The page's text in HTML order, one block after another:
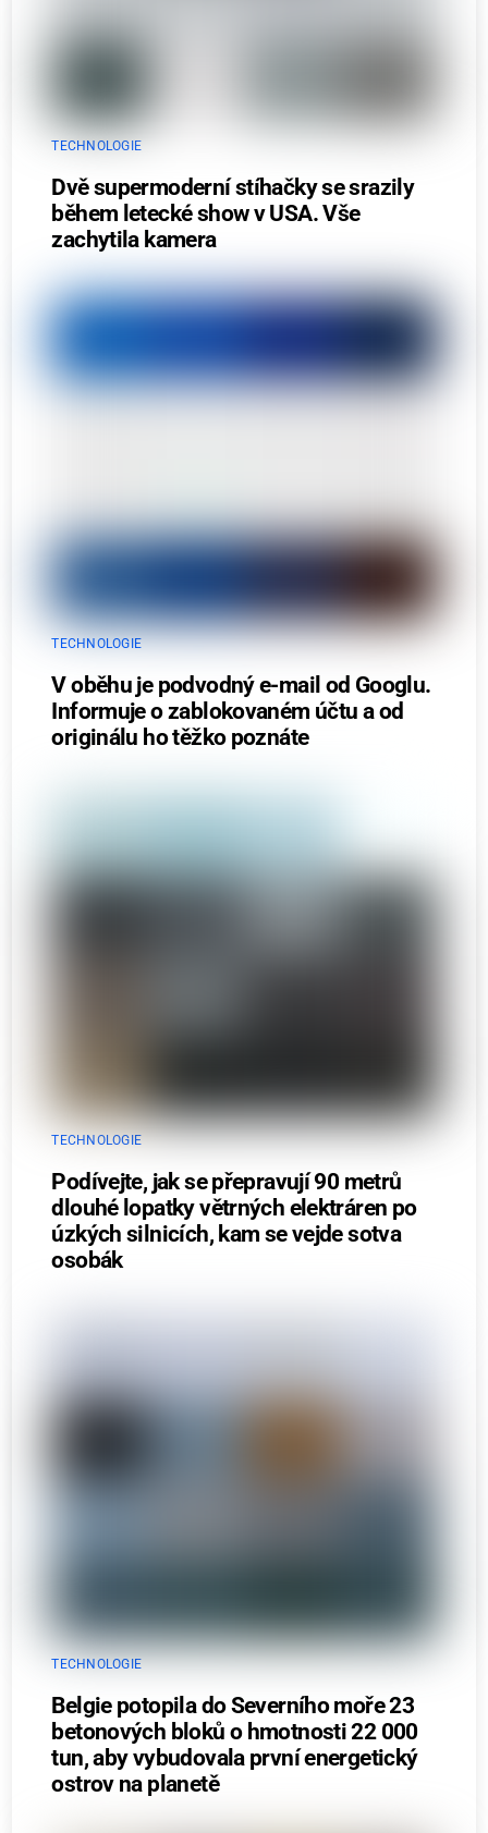
TECHNOLOGIE
Dvě supermoderní stíhačky se srazily
během letecké show v USA. Vše
zachytila kamera
TECHNOLOGIE
V oběhu je podvodný e-mail od Googlu.
Informuje o zablokovaném účtu a od
originálu ho těžko poznáte
TECHNOLOGIE
Podívejte, jak se přepravují 90 metrů
dlouhé lopatky větrných elektráren po
úzkých silnicích, kam se vejde sotva
osobák
TECHNOLOGIE
Belgie potopila do Severního moře 23
betonových bloků o hmotnosti 22 000
tun, aby vybudovala první energetický
ostrov na planetě